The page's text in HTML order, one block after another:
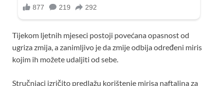
Tijekom ljetnih mjeseci postoji povećana opasnost od
ugriza zmija, a zanimljivo je da zmije odbija određeni miris
kojim ih možete udaljiti od sebe.
Stručnjaci izričito predlažu korištenje mirisa naftalina za